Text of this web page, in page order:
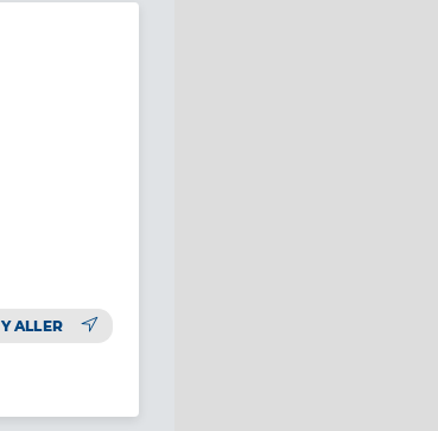
Y ALLER